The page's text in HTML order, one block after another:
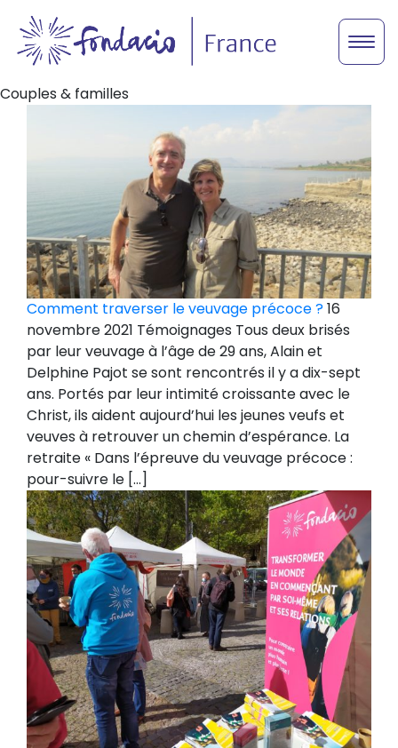
Couples & familles
Comment traverser le veuvage précoce ?16
novembre 2021 Témoignages Tous deux brisés
par leur veuvage à l’âge de 29 ans, Alain et
Delphine Pajot se sont rencontrés il y a dix-sept
ans. Portés par leur intimité croissante avec le
Christ, ils aident aujourd’hui les jeunes veufs et
veuves à retrouver un chemin d’espérance. La
retraite « Dans l’épreuve du veuvage précoce :
pour-suivre le […]